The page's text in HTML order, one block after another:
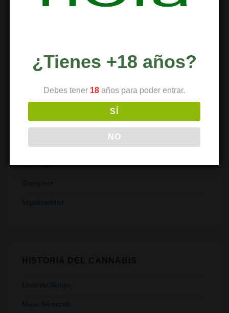
Parafernalia
Políticas
Religión
Salud
Tecnología
Transporte
Vaporizadores
Linea del tiempo
Mapa del mundo
¿Tienes +18 años?
Debes tener 18 años para poder entrar.
SÍ
NO